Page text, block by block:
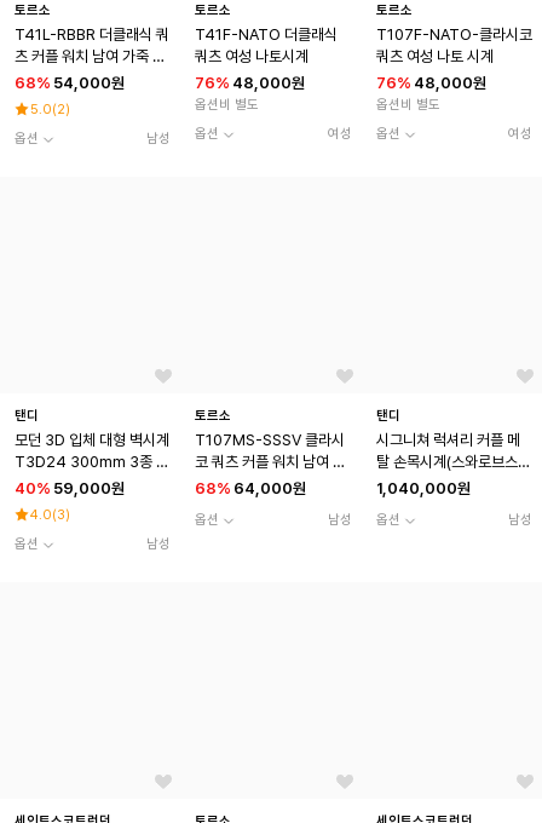
토르소
T41L-RBBR 더클래식 쿼
츠 커플 워치 남여 가죽 시
계
68% 54,000원
5.0(2)
옵션
남성
토르소
T41F-NATO 더클래식
쿼츠 여성 나토시계
76% 48,000원
옵션비 별도
옵션
여성
토르소
T107F-NATO-클라시코
쿼츠 여성 나토 시계
76% 48,000원
옵션비 별도
옵션
여성
탠디
모던 3D 입체 대형 벽시계
T3D24 300mm 3종 택
1
40% 59,000원
4.0(3)
옵션
남성
토르소
T107MS-SSSV 클라시
코 쿼츠 커플 워치 남여 메
탈 시계
68% 64,000원
옵션 남성
탠디
시그니쳐 럭셔리 커플 메
탈 손목시계(스와로브스키
식입) T-3915 로즈골드
1,040,000원
옵션 남성